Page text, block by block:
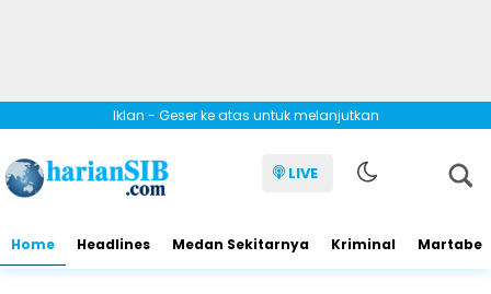
Iklan - Geser ke atas untuk melanjutkan
LIVE
Home Headlines Medan Sekitarnya Kriminal Martabe